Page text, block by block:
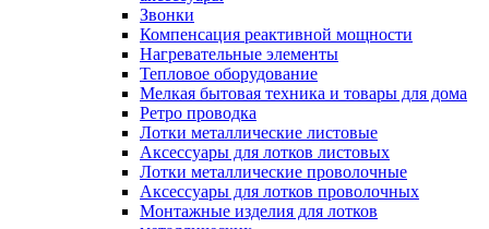
Звонки
Компенсация реактивной мощности
Нагревательные элементы
Тепловое оборудование
Мелкая бытовая техника и товары для дома
Ретро проводка
Лотки металлические листовые
Аксессуары для лотков листовых
Лотки металлические проволочные
Аксессуары для лотков проволочных
Монтажные изделия для лотков